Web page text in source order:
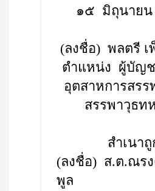
๑๕ มิถุนาย
(ลงชื่อ) พลตรี
ตำแหน่ง ผู้บัญช
อุตสาหการสรร
สรรพาวุธท
สำเนาถูก
(ลงชื่อ) ส.ต.ณร
พูล